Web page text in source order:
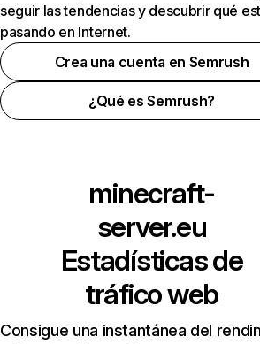
seguir las tendencias y descubrir qué
pasando en Internet.
Crea una cuenta en Semrush
¿Qué es Semrush?
minecraft-
server.eu
Estadísticas de
tráfico web
Consigue una instantánea del